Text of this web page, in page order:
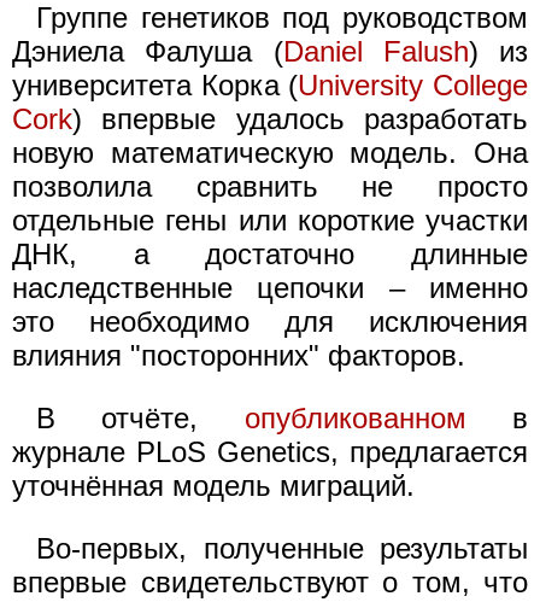
Группе генетиков под руководством
Дэниела Фалуша (Daniel Falush) из
университета Корка (University College
Cork) впервые удалось разработать
новую математическую модель. Она
позволила сравнить не просто
отдельные гены или короткие участки
ДНК, а достаточно длинные
наследственные цепочки – именно
это необходимо для исключения
влияния "посторонних" факторов.
В отчёте, опубликованном в
журнале PLoS Genetics, предлагается
уточнённая модель миграций.
Во-первых, полученные результаты
впервые свидетельствуют о том, что